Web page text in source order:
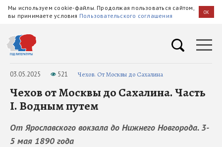
Мы используем cookie-файлы. Продолжая пользоваться сайтом,
вы принимаете условия Пользовательского соглашения OK
03.05.2025 521 Чехов. От Москвы до Сахалина
Чехов от Москвы до Сахалина. Часть
I. Водным путем
От Ярославского вокзала до Нижнего Новгорода. 3-
5 мая 1890 года